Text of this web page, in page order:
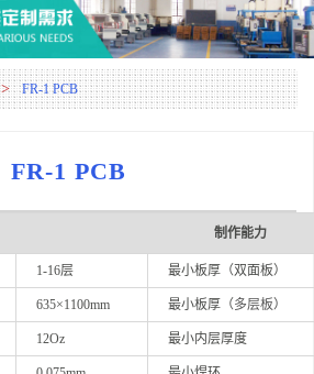
> FR-1 PCB
FR-1 PCB
制作能力
1-16层 最小板厚（双面板）
635×1100mm 最小板厚（多层板）
12Oz 最小内层厚度